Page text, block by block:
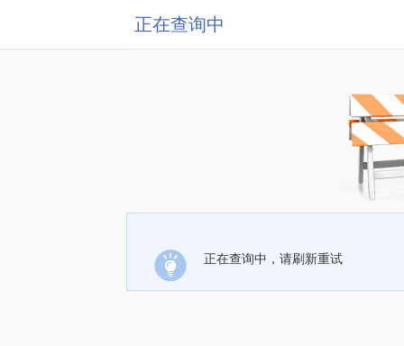
正在查询中
正在查询中，请刷新重试